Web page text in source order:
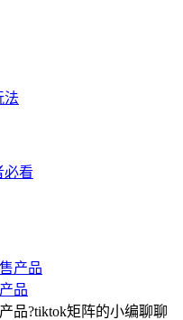
法
必看
品
品?tiktok矩阵的小编聊聊